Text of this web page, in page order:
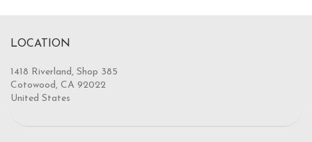
LOCATION
1418 Riverland, Shop 385
Cotowood, CA 92022
United States